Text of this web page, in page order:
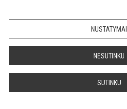
NUSTATYMAI
NESUTINKU
SUTINKU